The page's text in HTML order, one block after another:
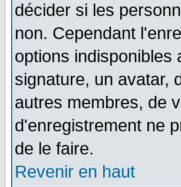
décider si les
non. Cependant
options indisponibles
signature, un avatar,
autres membres, de
d'enregistrement ne
de le faire.
Revenir en haut